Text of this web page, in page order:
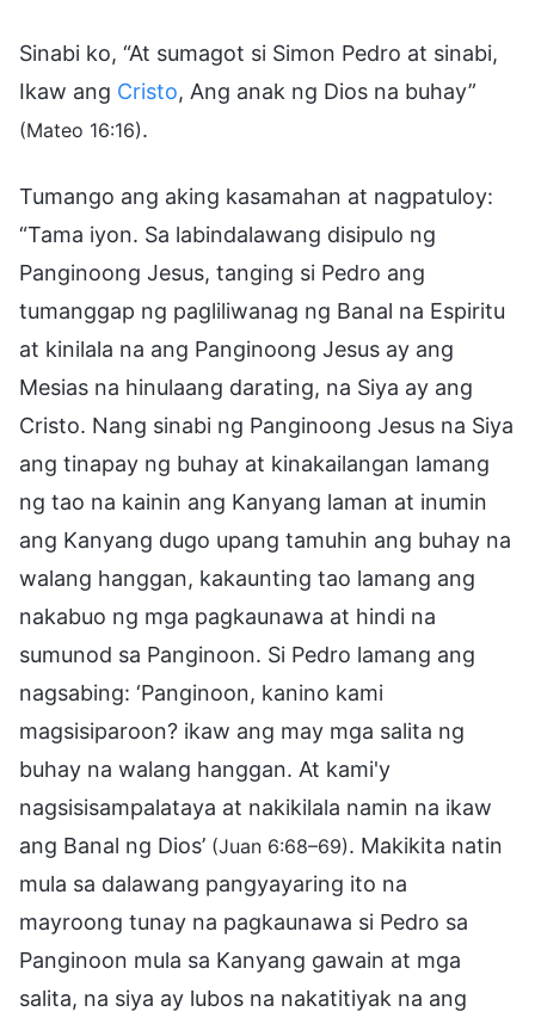
Sinabi ko, “At sumagot si Simon Pedro at sinabi,
Ikaw ang Cristo, Ang anak ng Dios na buhay”
(Mateo 16:16).
Tumango ang aking kasamahan at nagpatuloy:
“Tama iyon. Sa labindalawang disipulo ng
Panginoong Jesus, tanging si Pedro ang
tumanggap ng pagliliwanag ng Banal na Espiritu
at kinilala na ang Panginoong Jesus ay ang
Mesias na hinulaang darating, na Siya ay ang
Cristo. Nang sinabi ng Panginoong Jesus na Siya
ang tinapay ng buhay at kinakailangan lamang
ng tao na kainin ang Kanyang laman at inumin
ang Kanyang dugo upang tamuhin ang buhay na
walang hanggan, kakaunting tao lamang ang
nakabuo ng mga pagkaunawa at hindi na
sumunod sa Panginoon. Si Pedro lamang ang
nagsabing: ‘Panginoon, kanino kami
magsisiparoon? ikaw ang may mga salita ng
buhay na walang hanggan. At kami'y
nagsisisampalataya at nakikilala namin na ikaw
ang Banal ng Dios’ (Juan 6:68–69). Makikita natin
mula sa dalawang pangyayaring ito na
mayroong tunay na pagkaunawa si Pedro sa
Panginoon mula sa Kanyang gawain at mga
salita, na siya ay lubos na nakatitiyak na ang